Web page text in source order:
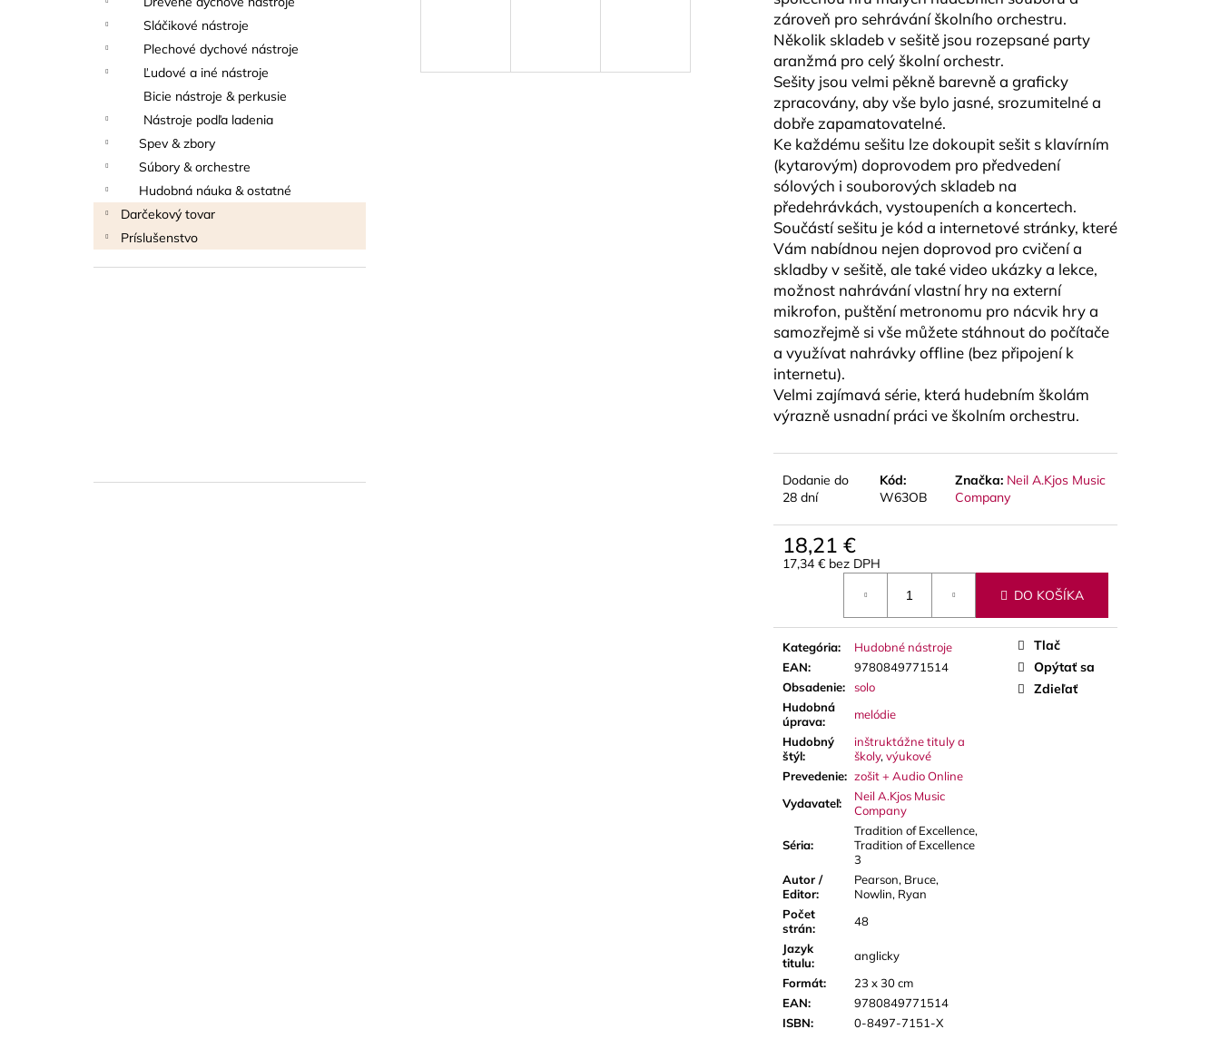
Sláčikové nástroje
Plechové dychové nástroje
Ľudové a iné nástroje
Bicie nástroje & perkusie
Nástroje podľa ladenia
Spev & zbory
Súbory & orchestre
Hudobná náuka & ostatné
Darčekový tovar
Príslušenstvo
zároveň pro sehrávání školního orchestru.
Několik skladeb v sešitě jsou rozepsané party
aranžmá pro celý školní orchestr.
Sešity jsou velmi pěkně barevně a graficky
zpracovány, aby vše bylo jasné, srozumitelné a
dobře zapamatovatelné.
Ke každému sešitu lze dokoupit sešit s klavírním
(kytarovým) doprovodem pro předvedení
sólových i souborových skladeb na
předehrávkách, vystoupeních a koncertech.
Součástí sešitu je kód a internetové stránky, které
Vám nabídnou nejen doprovod pro cvičení a
skladby v sešitě, ale také video ukázky a lekce,
možnost nahrávání vlastní hry na externí
mikrofon, puštění metronomu pro nácvik hry a
samozřejmě si vše můžete stáhnout do počítače
a využívat nahrávky offline (bez připojení k
internetu).
Velmi zajímavá série, která hudebním školám
výrazně usnadní práci ve školním orchestru.
Dodanie do
28 dní
Kód:
W63OB
Značka: Neil A.Kjos Music
Company
18,21 €
17,34 € bez DPH
DO KOŠÍKA
Kategória:
Hudobné nástroje
EAN:
9780849771514
Obsadenie:
solo
Hudobná
úprava:
melódie
Hudobný
štýl:
inštruktážne tituly a
školy, výukové
Prevedenie: zošit + Audio Online
Vydavateľ:
Neil A.Kjos Music
Company
Séria:
Tradition of Excellence,
Tradition of Excellence
3
Autor /
Editor:
Pearson, Bruce,
Nowlin, Ryan
Počet
strán:
48
Jazyk
titulu:
anglicky
Formát:
23 x 30 cm
EAN:
9780849771514
ISBN: 0-8497-7151-X
Tlač
Opýtať sa
Zdieľať
THOMANN FLOW-BALL
3 €
VANDOREN JAVA RED CUT PLÁTKY
NA ALT SAXOFÓN